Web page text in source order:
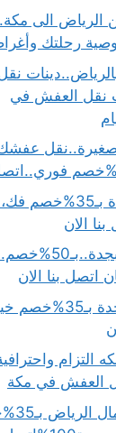
الرياض الى
نقل العفش في
عفشك
دينا نقل عفش جدة
الان
شركة نقل عفش
ونيت نقل عفش جدة
العفش في مكة